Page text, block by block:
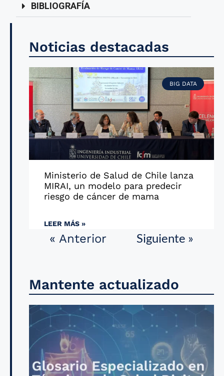
BIBLIOGRAFÍA
Noticias destacadas
BIG DATA
Ministerio de Salud de Chile lanza
MIRAI, un modelo para predecir
riesgo de cáncer de mama
LEER MÁS »
« Anterior Siguiente »
Mantente actualizado